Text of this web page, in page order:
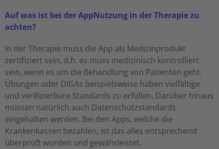
Auf was ist bei der AppNutzung in der Therapie zu
achten?
In der Therapie muss die App als Medizinprodukt
zertifiziert sein, d.h. es muss medizinisch kontrolliert
sein, wenn es um die Behandlung von Patienten geht.
Übungen oder DIGAs beispielsweise haben vielfältige
und verifizierbare Standards zu erfüllen. Darüber hinaus
müssen natürlich auch Datenschutzstandards
eingehalten werden. Bei den Apps, welche die
Krankenkassen bezahlen, ist das alles entsprechend
überprüft worden und gewährleistet.